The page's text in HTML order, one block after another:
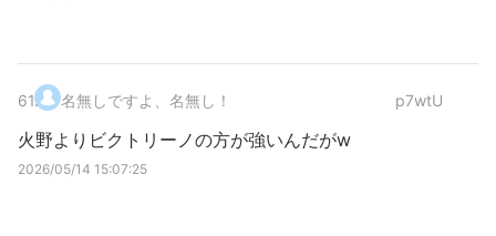
61. 名無しですよ、名無し！ p7wtU
火野よりビクトリーノの方が強いんだがw
2026/05/14 15:07:25